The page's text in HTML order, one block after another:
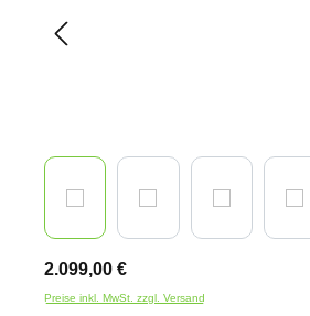
2.099,00 €
Preise inkl. MwSt. zzgl. Versand